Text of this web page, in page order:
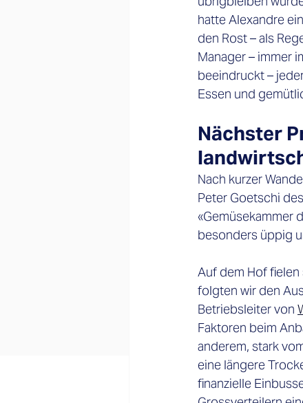
hatte Alexandre
den Rost – als
Manager – immer
beeindruckt –
Essen und
Nächster
Nach kurzer
Peter Goetschi
«Gemüsekammer
besonders üppig
Auf dem Hof
folgten wir den
Betriebsleiter von
Faktoren beim
anderem, stark
eine längere
finanzielle